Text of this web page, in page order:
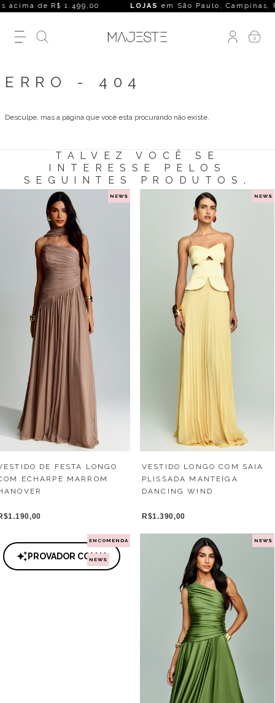
acima de R$ 1.499,00 LOJASem São Paulo, Campinas,
0
ERRO - 404
Desculpe, mas a página que você está procurando não existe.
TALVEZ VOCÊ SE
INTERESSE PELOS
SEGUINTES PRODUTOS.
NEWS
DE FESTA LONGO
ECHARPE MARROM
NEWS
VESTIDO LONGO COM SAIA
PLISSADA MANTEIGA
DANCING WIND
R$1.390,00
PROVADOR COM IA
ENCOMENDA
NEWS
NEWS